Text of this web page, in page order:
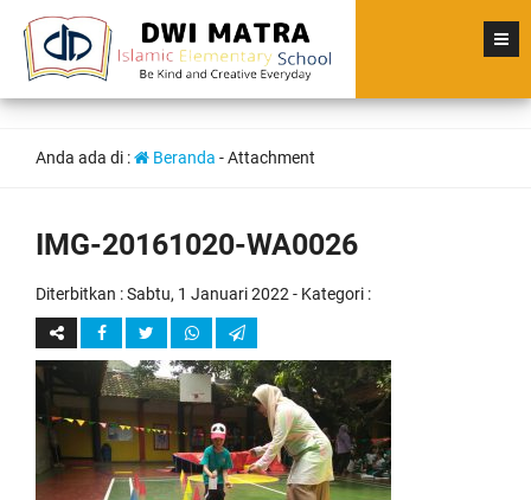
Anda ada di : Beranda - Attachment
IMG-20161020-WA0026
Diterbitkan :Sabtu, 1 Januari 2022 - Kategori :